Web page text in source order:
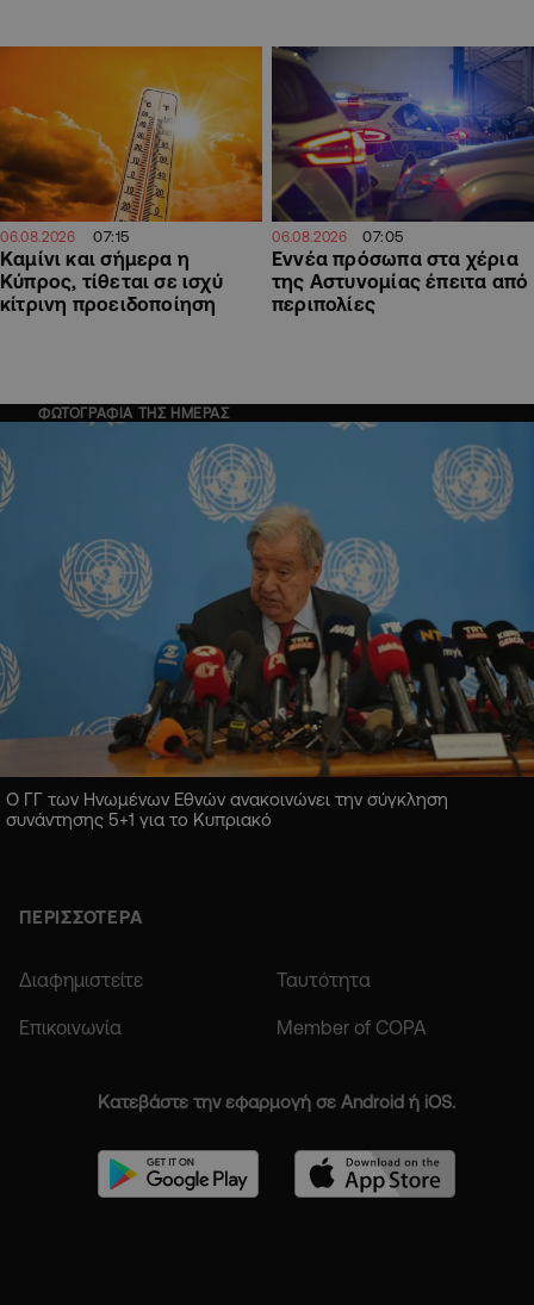
06.08.2026 07:15
Καμίνι και σήμερα η
Κύπρος, τίθεται σε ισχύ
κίτρινη προειδοποίηση
06.08.2026 07:05
Εννέα πρόσωπα στα χέρια
της Αστυνομίας έπειτα από
περιπολίες
ΦΩΤΟΓΡΑΦΙΑ ΤΗΣ ΗΜΕΡΑΣ
Ο ΓΓ των Ηνωμένων Εθνών ανακοινώνει την σύγκληση
συνάντησης 5+1 για το Κυπριακό
ΠΕΡΙΣΣΟΤΕΡΑ
Διαφημιστείτε Ταυτότητα
Επικοινωνία Member of COPA
Κατεβάστε την εφαρμογή σε Android ή iOS.